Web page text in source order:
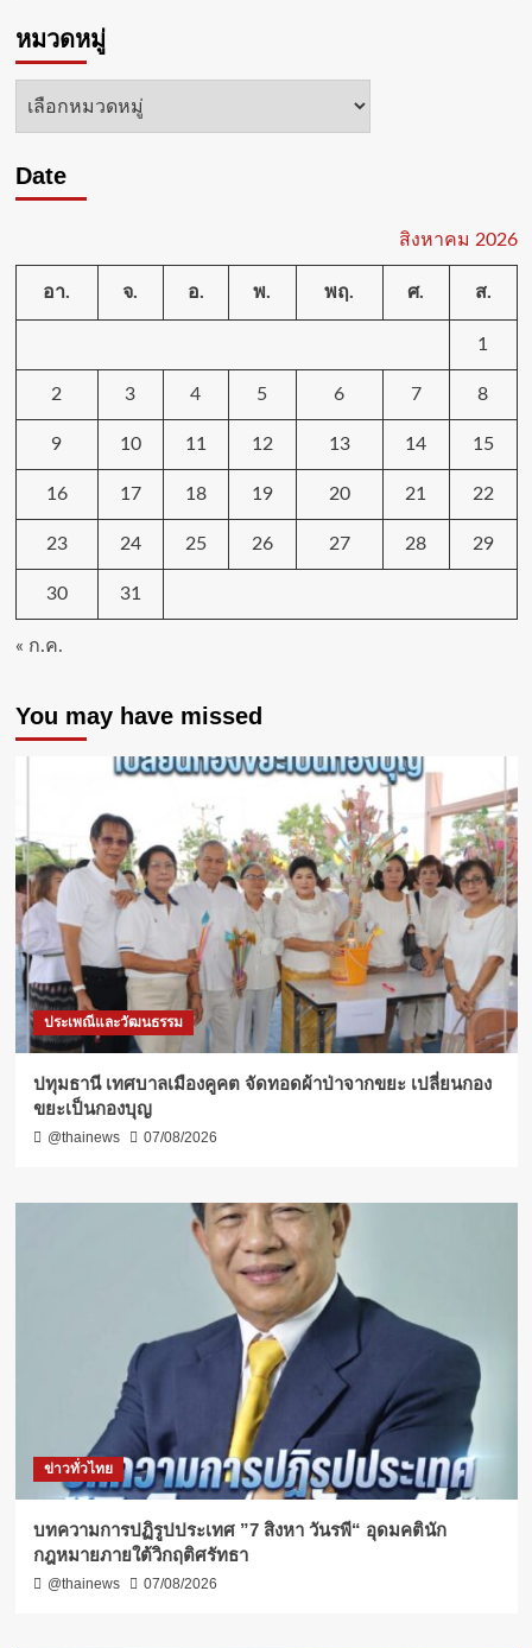
หมวดหมู่
หมวด
Date
สิงหาคม 2026
อา. จ. อ. พ. พฤ. ศ. ส.
1
2 3 4 5 6 7 8
9 10 11 12 13 14 15
16 17 18 19 20 21 22
23 24 25 26 27 28 29
30 31
« ก.ค.
You may have missed
ประเพณีและวัฒนธรรม
ปทุมธานี เทศบาลเมืองคูคต จัดทอดผ้าป่าจากขยะ เปลี่ยนกอง
ขยะเป็นกองบุญ
@thainews 07/08/2026
ข่าวทั่วไทย
บทความการปฏิรูปประเทศ ”7 สิงหา วันรพี“ อุดมคตินัก
กฎหมายภายใต้วิกฤติศรัทธา
@thainews 07/08/2026